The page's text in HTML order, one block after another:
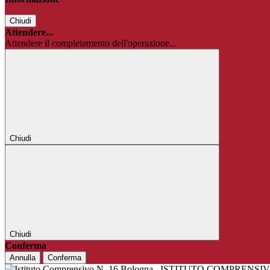
Chiudi
Attendere...
Attendere il completamento dell'operazione...
Chiudi
Chiudi
Conferma
Annulla Conferma